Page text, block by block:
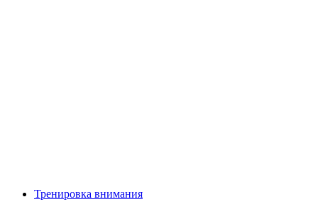
Тренировка внимания